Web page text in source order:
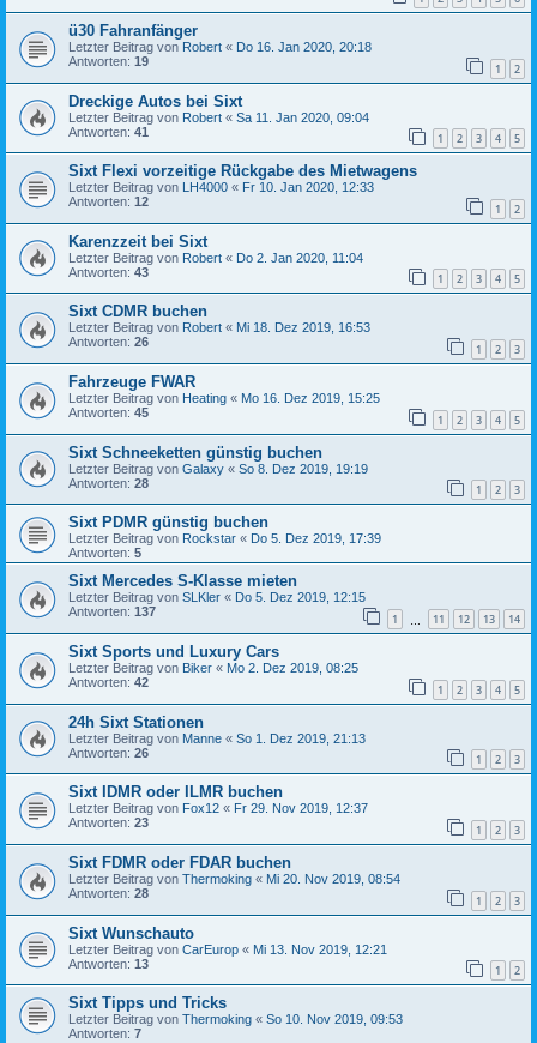
ü30 Fahranfänger
Letzter Beitrag von Robert « Do 16. Jan 2020, 20:18
Antworten: 19 1 2
Dreckige Autos bei Sixt
Letzter Beitrag von Robert « Sa 11. Jan 2020, 09:04
Antworten: 41 1 2 3 4 5
Sixt Flexi vorzeitige Rückgabe des Mietwagens
Letzter Beitrag von LH4000 « Fr 10. Jan 2020, 12:33
Antworten: 12 1 2
Karenzzeit bei Sixt
Letzter Beitrag von Robert « Do 2. Jan 2020, 11:04
Antworten: 43 1 2 3 4 5
Sixt CDMR buchen
Letzter Beitrag von Robert « Mi 18. Dez 2019, 16:53
Antworten: 26 1 2 3
Fahrzeuge FWAR
Letzter Beitrag von Heating « Mo 16. Dez 2019, 15:25
Antworten: 45 1 2 3 4 5
Sixt Schneeketten günstig buchen
Letzter Beitrag von Galaxy « So 8. Dez 2019, 19:19
Antworten: 28 1 2 3
Sixt PDMR günstig buchen
Letzter Beitrag von Rockstar « Do 5. Dez 2019, 17:39
Antworten: 5
Sixt Mercedes S-Klasse mieten
Letzter Beitrag von SLKler « Do 5. Dez 2019, 12:15
Antworten: 137 1 11 12 13 14
Sixt Sports und Luxury Cars
Letzter Beitrag von Biker « Mo 2. Dez 2019, 08:25
Antworten: 42 1 2 3 4 5
24h Sixt Stationen
Letzter Beitrag von Manne « So 1. Dez 2019, 21:13
Antworten: 26 1 2 3
Sixt IDMR oder ILMR buchen
Letzter Beitrag von Fox12 « Fr 29. Nov 2019, 12:37
Antworten: 23 1 2 3
Sixt FDMR oder FDAR buchen
Letzter Beitrag von Thermoking « Mi 20. Nov 2019, 08:54
Antworten: 28 1 2 3
Sixt Wunschauto
Letzter Beitrag von CarEurop « Mi 13. Nov 2019, 12:21
Antworten: 13 1 2
Sixt Tipps und Tricks
Letzter Beitrag von Thermoking « So 10. Nov 2019, 09:53
Antworten: 7